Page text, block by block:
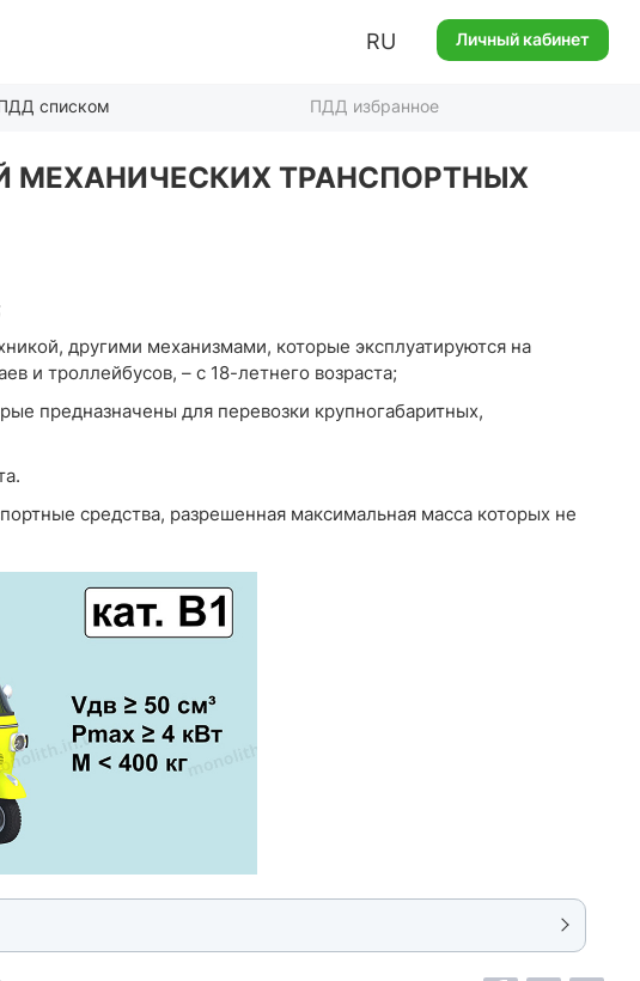
RU Личный кабинет
списком ПДД избранное
МЕХАНИЧЕСКИХ ТРАНСПОРТНЫХ
другими механизмами, которые эксплуатируются на
и троллейбусов, – с 18-летнего возраста;
предназначены для перевозки крупногабаритных,
средства, разрешенная максимальная масса которых не